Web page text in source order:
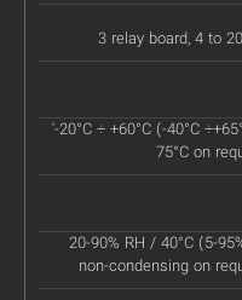
3 relay board, 4 to
'-20°C ÷ +60°C (-40°C
75°C on
20-90% RH / 40°C (5-
non-condensing on